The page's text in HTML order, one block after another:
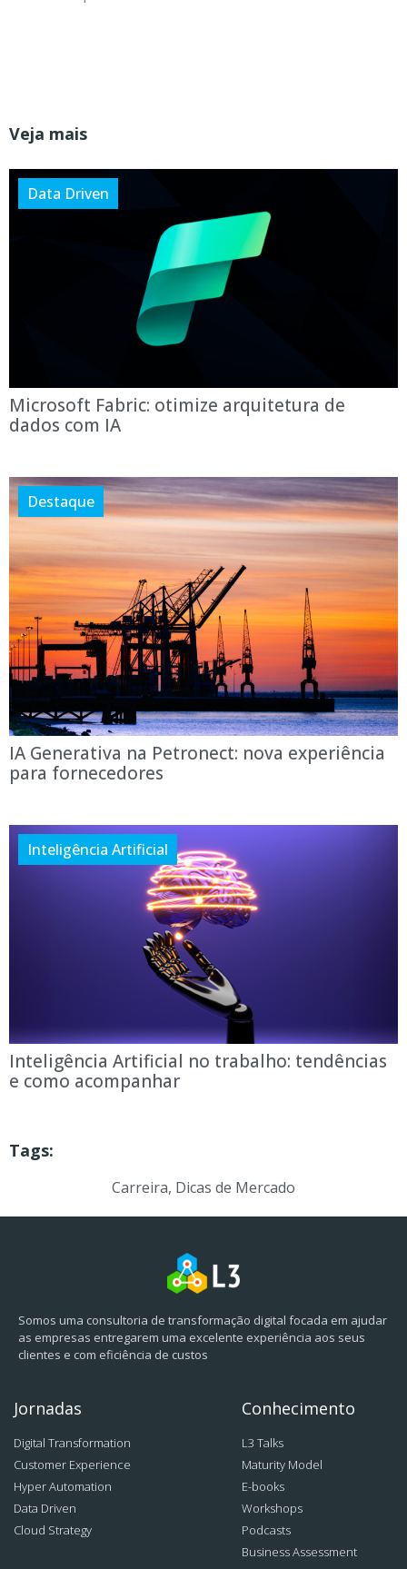
Veja mais
Data Driven
Microsoft Fabric: otimize arquitetura de
dados com IA
Destaque
IA Generativa na Petronect: nova experiência
para fornecedores
Inteligência Artificial
Inteligência Artificial no trabalho: tendências
e como acompanhar
Tags:
Carreira, Dicas de Mercado
Somos uma consultoria de transformação digital focada em ajudar
as empresas entregarem uma excelente experiência aos seus
clientes e com eficiência de custos
Jornadas
Digital Transformation
Customer Experience
Hyper Automation
Data Driven
Cloud Strategy
Conhecimento
L3 Talks
Maturity Model
E-books
Workshops
Podcasts
Business Assessment